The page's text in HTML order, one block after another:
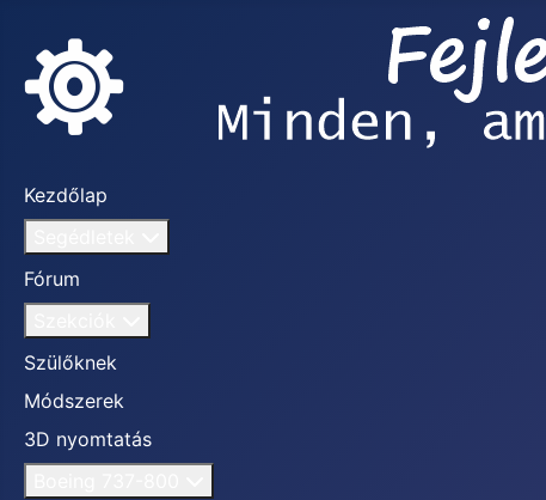
Kezdőlap
Fórum
Szülőknek
Módszerek
3D nyomtatás